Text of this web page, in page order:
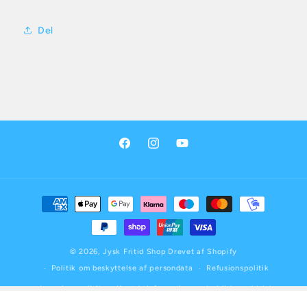
Del
FacebookInstagramYouTube
Betalingsmetoder
© 2026,Jysk Fritid Shop Drevet af Shopify
Politik om beskyttelse af persondata
Refusionspolitik
Leveringspolitik Kontaktinformation Juridisk meddelelse